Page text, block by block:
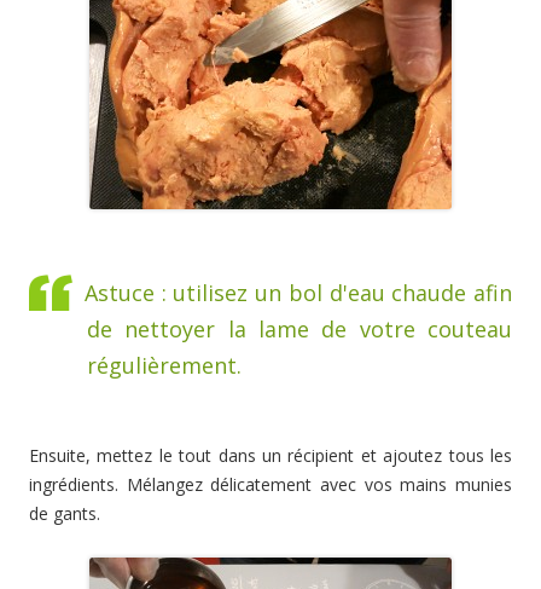
Astuce : utilisez un bol d'eau chaude afin
de nettoyer la lame de votre couteau
régulièrement.
Ensuite, mettez le tout dans un récipient et ajoutez tous les
ingrédients. Mélangez délicatement avec vos mains munies
de gants.